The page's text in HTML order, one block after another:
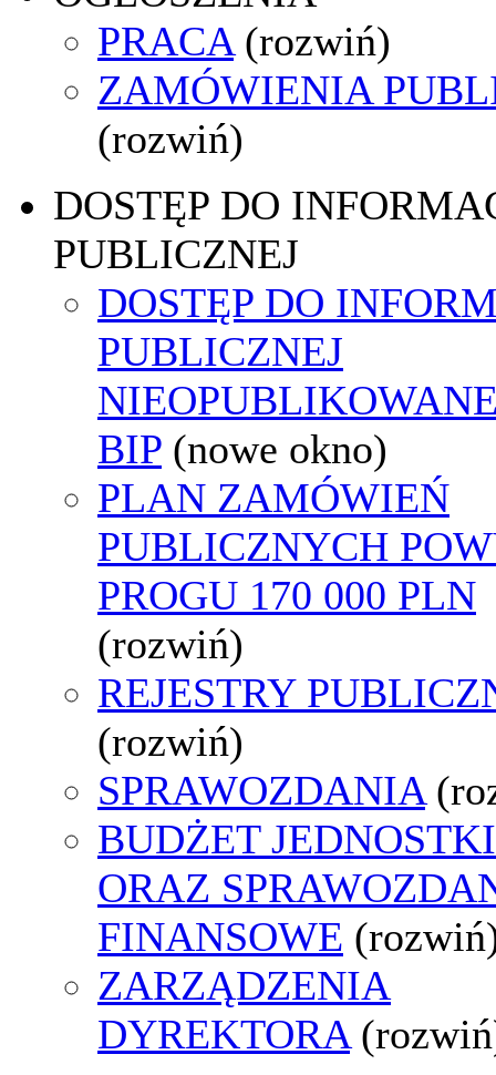
PRACA (rozwiń)
ZAMÓWIENIA
(rozwiń)
DOSTĘP DO
PUBLICZNEJ
DOSTĘP DO
PUBLICZNEJ
BIP (nowe okno)
PLAN ZAMÓWIEŃ
PUBLICZNYCH
PROGU 170 000 PLN
(rozwiń)
REJESTRY
(rozwiń)
SPRAWOZDANIA
BUDŻET JEDNOSTKI
ORAZ
FINANSOWE
ZARZĄDZENIA
DYREKTORA